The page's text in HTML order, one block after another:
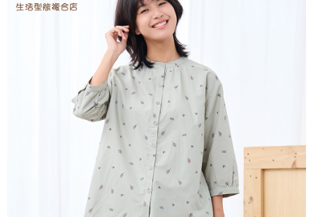
【「AFTEE先享後付」結帳流程】
１．於結帳方式選擇「AFTEE先享後付」後，將跳轉至「AFTEE先享後付」
結帳頁面，進行簡訊認證並確認金額後，即可完成結帳。
２．訂單成立數日內，您將收到繳費通知簡訊。
３．收到繳費通知簡訊後14天內，點擊此簡訊中的連結，可透過四大超商／
ATM／網路銀行／等多元方式進行付款，方視為交易完成。
※ 請注意：結帳手續完成當下不需立刻繳費，但若您需要取消訂單，請聯絡
購買商品的店家。未經商家同意取消之訂單仍視為有效，需透過AFTEE先享
後付繳納相關費用。
※ 交易是否成功請以「AFTEE先享後付 」之結帳頁面顯示為準，若有關於
是否繳費成功／繳費後需取消欲退款等相關疑問，請聯繫「AFTEE先享後付
https://netprotections.freshdesk.com/support/home
１．透過由恩沛科技股份有限公司提供之「AFTEE先享後付」服務完成之交
易，需依本服務之必要範圍內提供個人資料，並將交易相關給付款項請求債
每筆NT$60，滿NT$1,800(含以上)免運費
每筆NT$60，滿NT$1,800(含以上)免運費
每筆NT$60，滿NT$2,000(含以上)免運費
每筆NT$60，滿NT$2,000(含以上)免運費
黑貓宅急便(包裹尺寸60cm以下)
每筆NT$100，滿NT$2,000(含以上)免運費